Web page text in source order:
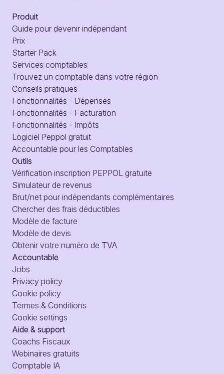
Produit
Guide pour devenir indépendant
Prix
Starter Pack
Services comptables
Trouvez un comptable dans votre région
Conseils pratiques
Fonctionnalités - Dépenses
Fonctionnalités - Facturation
Fonctionnalités - Impôts
Logiciel Peppol gratuit
Accountable pour les Comptables
Outils
Vérification inscription PEPPOL gratuite
Simulateur de revenus
Brut/net pour indépendants complémentaires
Chercher des frais déductibles
Modèle de facture
Modèle de devis
Obtenir votre numéro de TVA
Accountable
Jobs
Privacy policy
Cookie policy
Termes & Conditions
Cookie settings
Aide & support
Coachs Fiscaux
Webinaires gratuits
Comptable IA